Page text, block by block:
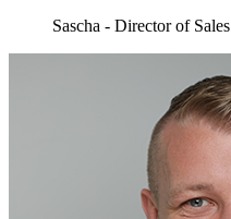
Sascha - Director of Sales